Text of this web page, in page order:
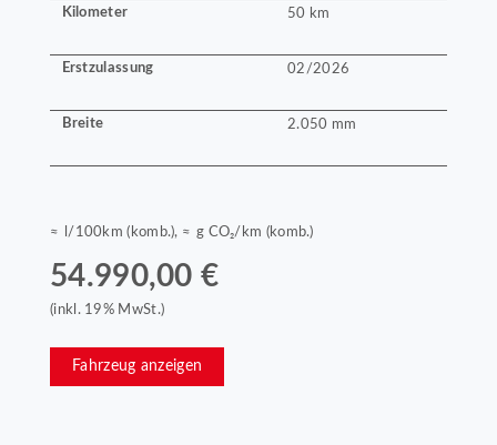
Kilometer 50 km
Erstzulassung 02/2026
Breite 2.050 mm
≈ l/100km (komb.), ≈ g CO₂/km (komb.)
54.990,00 €
(inkl. 19% MwSt.)
Fahrzeug anzeigen